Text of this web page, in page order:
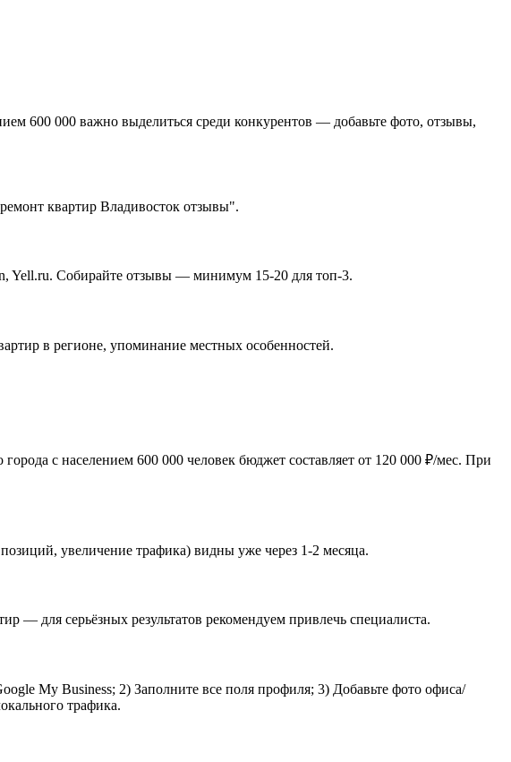
600 000 важно выделиться среди конкурентов — добавьте фото, отзывы,
квартир Владивосток отзывы".
Yell.ru. Собирайте отзывы — минимум 15-20 для топ-3.
в регионе, упоминание местных особенностей.
с населением 600 000 человек бюджет составляет от 120 000 ₽/мес. При
увеличение трафика) видны уже через 1-2 месяца.
— для серьёзных результатов рекомендуем привлечь специалиста.
My Business; 2) Заполните все поля профиля; 3) Добавьте фото офиса/
трафика.